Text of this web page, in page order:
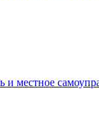
и местное